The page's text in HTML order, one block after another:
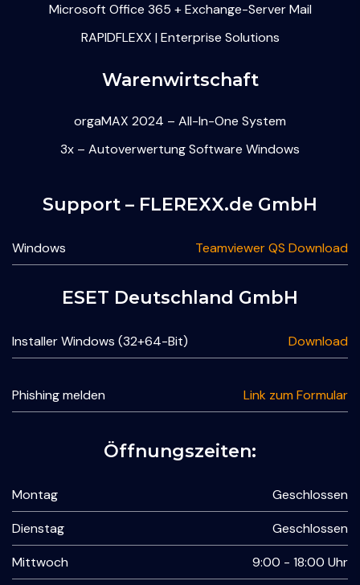
Microsoft Office 365 + Exchange-Server Mail
RAPIDFLEXX | Enterprise Solutions
Warenwirtschaft
orgaMAX 2024 – All-In-One System
3x – Autoverwertung Software Windows
Support – FLEREXX.de GmbH
Windows Teamviewer QS Download
ESET Deutschland GmbH
Installer Windows (32+64-Bit) Download
Phishing melden Link zum Formular
Öffnungszeiten:
Montag
Geschlossen
Dienstag
Geschlossen
Mittwoch
9:00 - 18:00 Uhr